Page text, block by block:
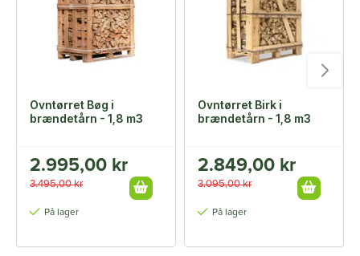
Ovntørret Bøg i
brændetårn - 1,8 m3
2.995,00 kr
3.495,00 kr
På lager
Ovntørret Birk i
brændetårn - 1,8 m3
2.849,00 kr
3.095,00 kr
På lager